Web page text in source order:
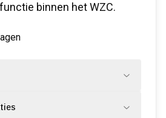
binnen het WZC.